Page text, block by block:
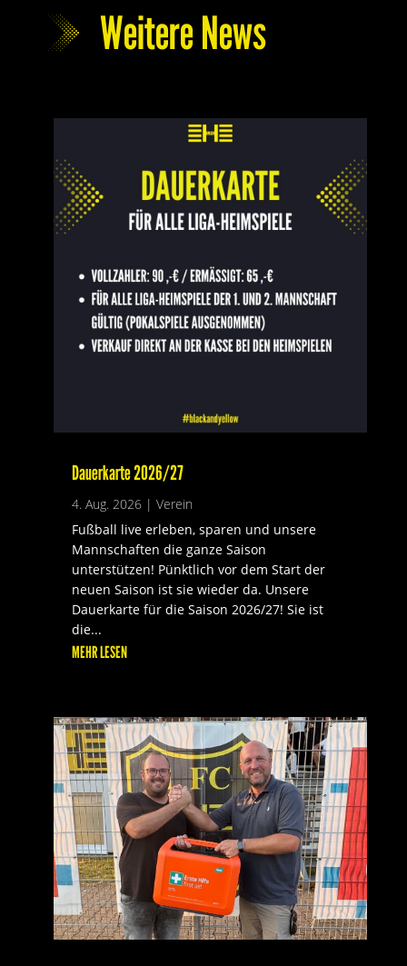
Weitere News
Dauerkarte 2026/27
4. Aug. 2026| Verein
Fußball live erleben, sparen und unsere
Mannschaften die ganze Saison
unterstützen! Pünktlich vor dem Start der
neuen Saison ist sie wieder da. Unsere
Dauerkarte für die Saison 2026/27! Sie ist
die...
MEHR LESEN